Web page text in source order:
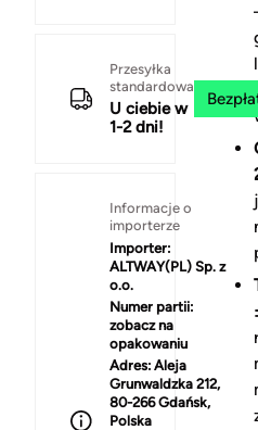
Przesyłka
standardowa
U ciebie w
1-2 dni!
Informacje o
importerze
Importer:
ALTWAY(PL) Sp. z
o.o.
Numer partii:
zobacz na
opakowaniu
Adres: Aleja
Grunwaldzka 212,
80-266 Gdańsk,
Polska